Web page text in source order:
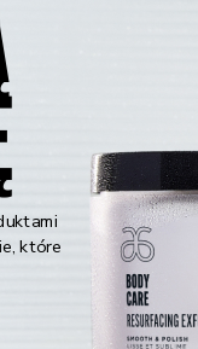
które